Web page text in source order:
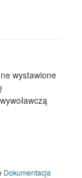
wystawione
Dokumentacja